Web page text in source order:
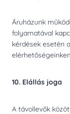
Áruházunk
folyamatával
kérdések esetén
10. Elállás joga
A távollevők